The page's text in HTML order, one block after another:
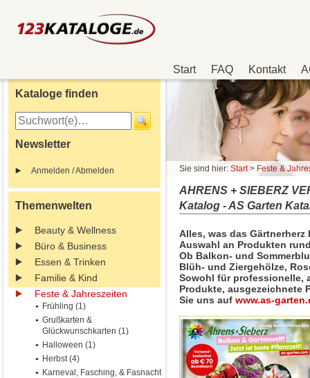
Start FAQ Kontakt
Kataloge finden
Newsletter
Anmelden / Abmelden
Themenwelten
Beauty & Wellness
Büro & Business
Essen & Trinken
Familie & Kind
Feste & Jahreszeiten
Frühling (1)
Grußkarten &
Glückwunschkarten (1)
Halloween (1)
Herbst (4)
Karneval, Fasching, & Fasnacht
Sie sind hier: Start> Feste &
AHRENS + SIEBERZ
Katalog - AS Garten
Alles, was das
Auswahl an Produkten
Ob Balkon- und
Blüh- und Ziergehölze,
Sowohl für professionelle,
Produkte, ausgezeichnete
Sie uns auf www.as-